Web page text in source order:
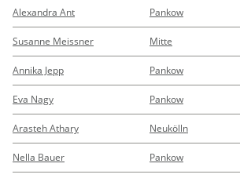
Alexandra Ant Pankow
Susanne Meissner Mitte
Annika Jepp Pankow
Eva Nagy Pankow
Arasteh Athary Neukölln
Nella Bauer Pankow